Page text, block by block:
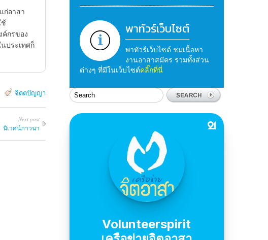
ก่อาสา
ช้
กรของ
ประเทศก็
จิตตปัญญา
Next post
นิเวศน์ภาวนา
พาทัวร์เว็บไซต์
พาทัวร์เว็บไซต์ ชมเนื้อหา
งานอาสาสมัคร รวมทั้งส่วน
ต่างๆ ที่มีในเว็บไซต์คลิ๊กที่นี่